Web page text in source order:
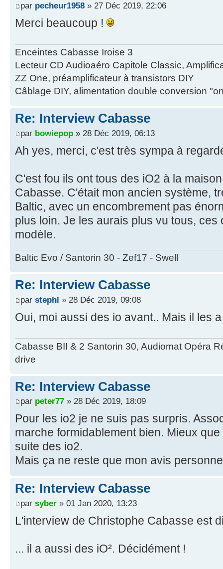
par pecheur1958 » 27 Déc 2019, 22:06
Merci beaucoup !
Enceintes Cabasse Iroise 3
Lecteur CD Audioaéro Capitole Classic,
ZZ One, préamplificateur à transistors DIY
Câblage DIY, alimentation double conversion
Re: Interview Cabasse
par bowiepop » 28 Déc 2019, 06:13
Ah yes, merci, c'est très sympa à
C'est fou ils ont tous des iO2 à la
Cabasse. C'était mon ancien système,
Baltic, avec un encombrement pas
plus loin. Je les aurais plus vu tous,
modèle.
Baltic Evo / Santorin 30 - Zef17 - Swell
Re: Interview Cabasse
par stephl » 28 Déc 2019, 09:08
Oui, moi aussi des io avant.. Mais il les
Cabasse BII & 2 Santorin 30, Audiomat Opéra
drive
Re: Interview Cabasse
par peter77 » 28 Déc 2019, 18:09
Pour les io2 je ne suis pas surpris.
marche formidablement bien. Mieux que
suite des io2.
Mais ça ne reste que mon avis
Re: Interview Cabasse
par syber » 01 Jan 2020, 13:23
L'interview de Christophe Cabasse est
... il a aussi des iO². Décidément !